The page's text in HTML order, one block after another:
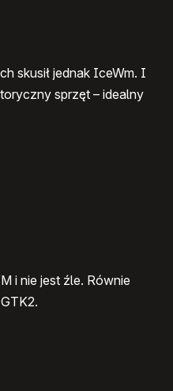
skusił jednak IceWm. I
sprzęt – idealny
i nie jest źle. Równie